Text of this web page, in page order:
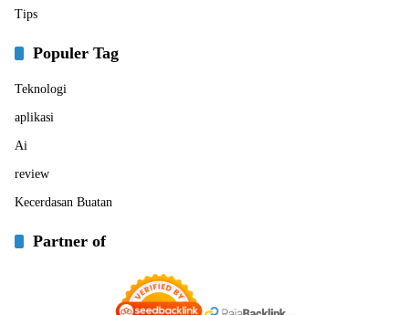
Tips
Populer Tag
Teknologi
aplikasi
Ai
review
Kecerdasan Buatan
Partner of